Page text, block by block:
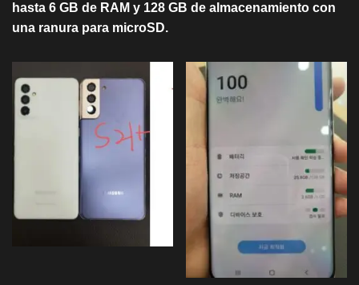
hasta 6 GB de RAM y 128 GB de almacenamiento con
una ranura para microSD.